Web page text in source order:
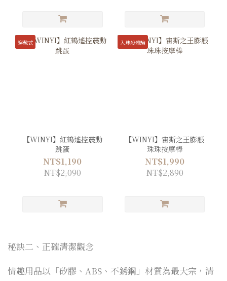
穿戴式
【WINYI】紅鶴遙控震動
跳蛋
NT$1,190
NT$2,090
入珠般體驗
【WINYI】宙斯之王膨脹
珠珠按摩棒
NT$1,990
NT$2,890
秘訣二、正確清潔觀念
情趣用品以「矽膠、ABS、不銹鋼」材質為最大宗，清